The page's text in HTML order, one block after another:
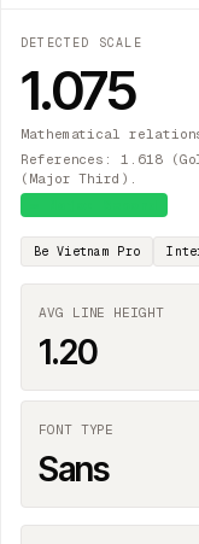
DETECTED SCALE
1.075
Mathematical
References: 1.618
(Major Third).
Be Vietnam Pro
AVG LINE HEIGHT
1.20
FONT TYPE
Sans